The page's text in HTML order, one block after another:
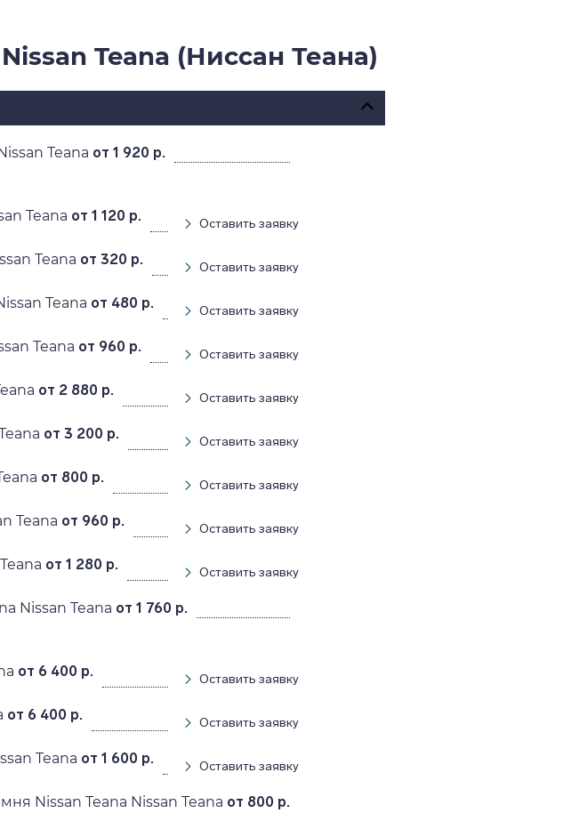
Teana (Ниссан Теана)
Teana от 1 920 р.
Teana от 1 120 р. Оставить заявку
Teana от 320 р. Оставить заявку
Teana от 480 р. Оставить заявку
Teana от 960 р. Оставить заявку
от 2 880 р. Оставить заявку
от 3 200 р. Оставить заявку
от 800 р. Оставить заявку
Teana от 960 р. Оставить заявку
от 1 280 р. Оставить заявку
Nissan Teana от 1 760 р.
от 6 400 р. Оставить заявку
от 6 400 р. Оставить заявку
Teana от 1 600 р. Оставить заявку
Nissan Teana Nissan Teana от 800 р.